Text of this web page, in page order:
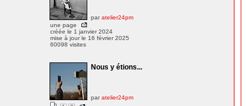
paratelier24pm
une page
créée le 1 janvier 2024
mise à jour le 16 février 2025
60098 visites
Nous y étions...
paratelier24pm